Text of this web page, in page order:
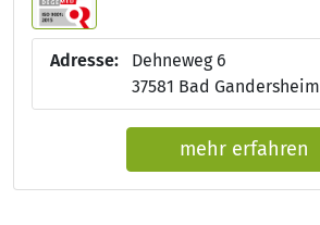
Adresse:
Dehneweg 6
37581 Bad Gandersheim
mehr erfahren